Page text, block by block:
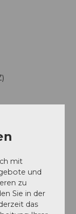
mit
und
zu
Sie in der
das